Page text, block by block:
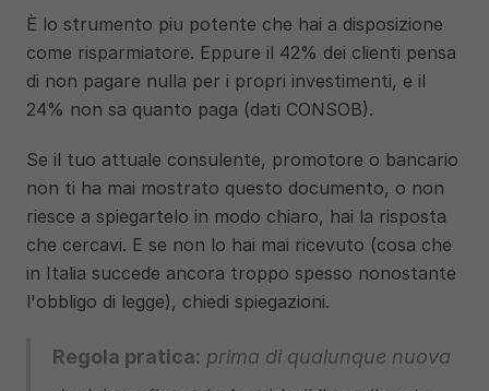
È lo strumento piu potente che hai a disposizione
come risparmiatore. Eppure il 42% dei clienti pensa
di non pagare nulla per i propri investimenti, e il
24% non sa quanto paga (dati CONSOB).
Se il tuo attuale consulente, promotore o bancario
non ti ha mai mostrato questo documento, o non
riesce a spiegartelo in modo chiaro, hai la risposta
che cercavi. E se non lo hai mai ricevuto (cosa che
in Italia succede ancora troppo spesso nonostante
l'obbligo di legge), chiedi spiegazioni.
Regola pratica: prima di qualunque nuova